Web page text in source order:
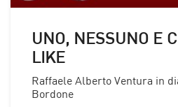
UNO, NESSUNO E
LIKE
Raffaele Alberto Ventura in
Bordone